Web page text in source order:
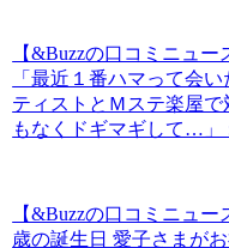
【&Buzzの口コミニュ
「最近１番ハマって会
ティストとＭステ楽屋
もなくドギマギして…」
【&Buzzの口コミニュー
歳の誕生日 愛子さまが